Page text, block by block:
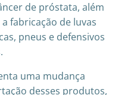
de próstata, além
fabricação de luvas
pneus e defensivos
uma mudança
desses produtos,